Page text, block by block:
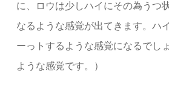
に、ロウは少しハイにその為うつ
なるような感覚が出てきます。ハ
ーっトするような感覚になるでし
ような感覚です。）